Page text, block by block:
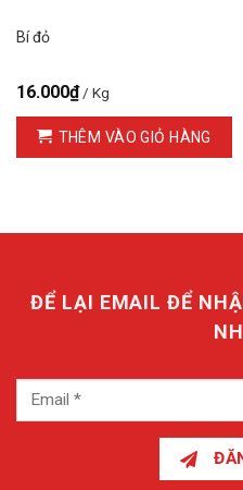
Bí đỏ
16.000₫ / Kg
THÊM VÀO GIỎ HÀNG
ĐỂ LẠI EMAIL ĐỂ